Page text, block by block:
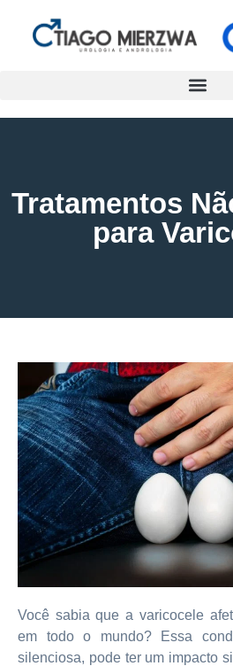
Tratamentos
para
Você sabia que a varicocele
em todo o mundo? Essa
silenciosa, pode ter um impacto